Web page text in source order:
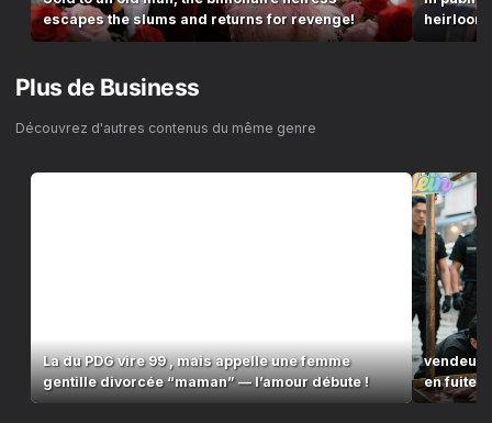
escapes the slums and returns for revenge!
Plus de Business
Découvrez d'autres contenus du même genre
La du PDG vire 99 , mais appelle une femme
gentille divorcée “maman” — l’amour débute !
en
d’amour